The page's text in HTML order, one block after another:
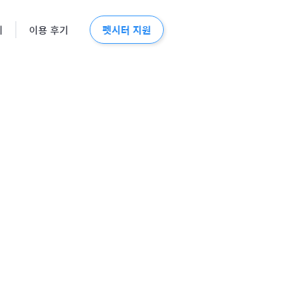
이용 후기 펫시터 지원